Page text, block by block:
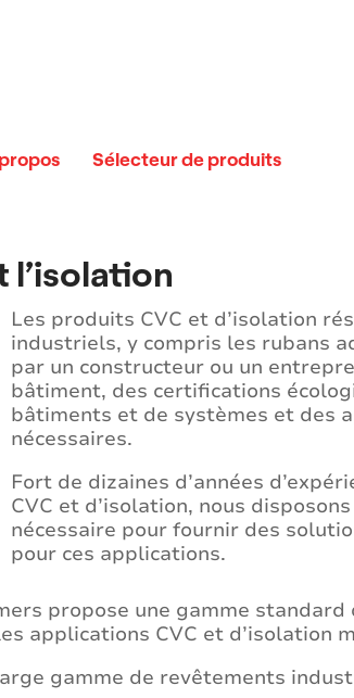
Sélecteur de produits
l’isolation
Les produits CVC et d’isolation
industriels, y compris les rubans
par un constructeur ou un
bâtiment, des certifications
bâtiments et de systèmes et des
nécessaires.
Fort de dizaines d’années
CVC et d’isolation, nous
nécessaire pour fournir des
pour ces applications.
propose une gamme standard
applications CVC et d’isolation
gamme de revêtements